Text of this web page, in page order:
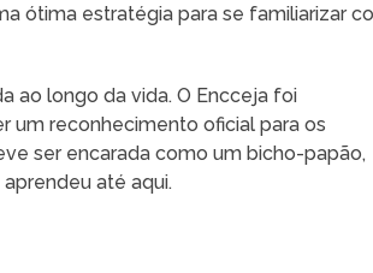
ótima estratégia para se familiarizar
ao longo da vida. O Encceja foi
um reconhecimento oficial para os
ser encarada como um bicho-papão,
até aqui.